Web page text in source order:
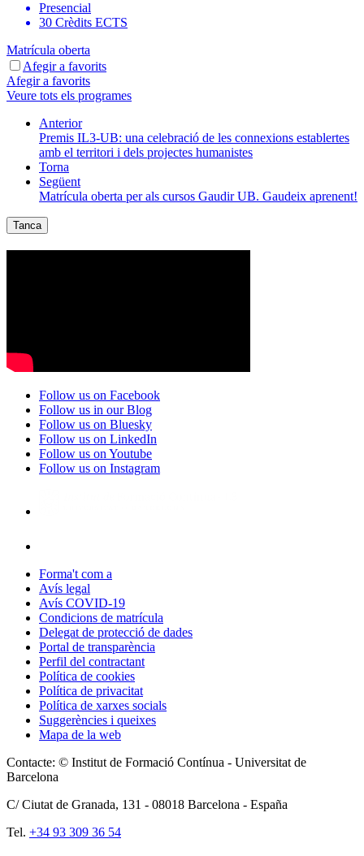
Presencial
30 Crèdits ECTS
Matrícula oberta
Afegir a favorits
Afegir a favorits
Veure tots els programes
Anterior
Premis IL3-UB: una celebració de les connexions establertes
amb el territori i dels projectes humanistes
Torna
Següent
Matrícula oberta per als cursos Gaudir UB. Gaudeix aprenent!
Tanca
Follow us on Facebook
Follow us in our Blog
Follow us on Bluesky
Follow us on LinkedIn
Follow us on Youtube
Follow us on Instagram
Forma't com a
Avís legal
Avís COVID-19
Condicions de matrícula
Delegat de protecció de dades
Portal de transparència
Perfil del contractant
Política de cookies
Política de privacitat
Política de xarxes socials
Suggerències i queixes
Mapa de la web
Contacte: © Institut de Formació Contínua - Universitat de
Barcelona
C/ Ciutat de Granada, 131 - 08018 Barcelona - España
Tel. +34 93 309 36 54